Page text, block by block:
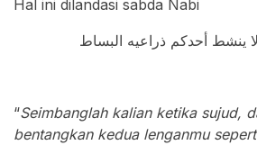
Hal ini dilandasi sabda Nabi
ينشط أحدكم ذراعيه البساط
“Seimbanglah kalian ketika sujud,
bentangkan kedua lenganmu